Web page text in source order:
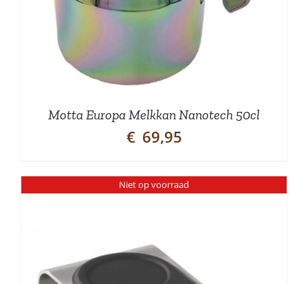
Motta Europa Melkkan Nanotech 50cl
€ 69,95
Niet op voorraad